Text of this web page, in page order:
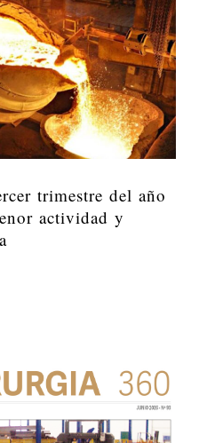
trimestre del año
actividad y